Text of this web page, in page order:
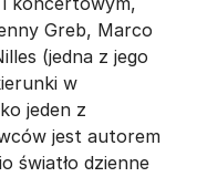
Greb, Marco
(jedna z jego
w
jeden z
jest autorem
światło dzienne